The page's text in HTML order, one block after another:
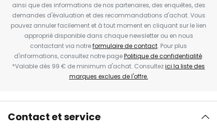
ainsi que des informations de nos partenaires, des enquêtes, des
demandes d'évaluation et des recommandations d'achat. Vous
pouvez annuler facilement et à tout moment en cliquant sur le lien
approprié disponible dans chaque newsletter ou en nous
contactant via notreformulaire de contact. Pour plus
d'informations, consultez notre pagePolitique de confidentialité.
*Valable dès 99 € de minimum d'achat. Consultezici la liste des
marques exclues de l'offre.
Contact et service